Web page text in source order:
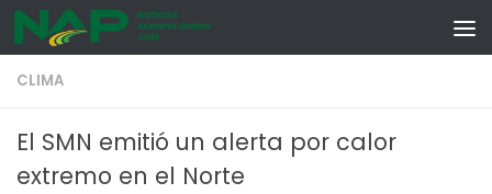
Skip to content
CLIMA
El SMN emitió un alerta por calor
extremo en el Norte